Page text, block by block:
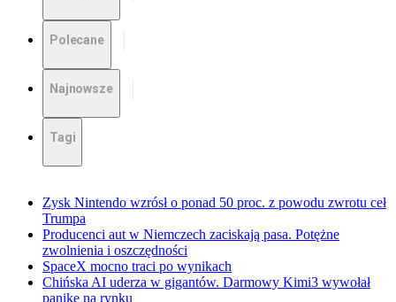
Polecane
Najnowsze
Tagi
Zysk Nintendo wzrósł o ponad 50 proc. z powodu zwrotu ceł
Trumpa
Producenci aut w Niemczech zaciskają pasa. Potężne
zwolnienia i oszczędności
SpaceX mocno traci po wynikach
Chińska AI uderza w gigantów. Darmowy Kimi3 wywołał
panikę na rynku